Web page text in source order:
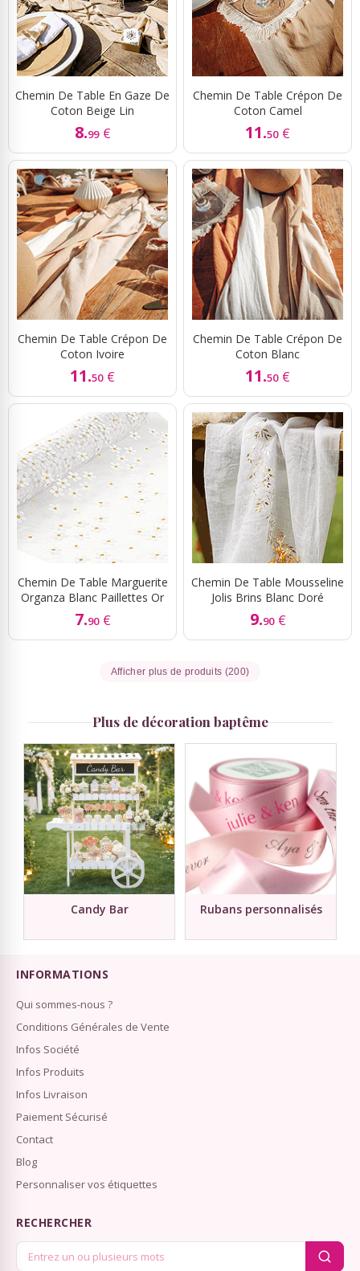
Chemin De Table En Gaze De
Coton Beige Lin
8.99 €
Chemin De Table Crépon De
Coton Camel
11.50 €
Chemin De Table Crépon De
Coton Ivoire
11.50 €
Chemin De Table Crépon De
Coton Blanc
11.50 €
Chemin De Table Marguerite
Organza Blanc Paillettes Or
7.90 €
Chemin De Table Mousseline
Jolis Brins Blanc Doré
9.90 €
Afficher plus de produits (200)
Plus de décoration baptême
Candy Bar Rubans personnalisés
INFORMATIONS
Qui sommes-nous ?
Conditions Générales de Vente
Infos Société
Infos Produits
Infos Livraison
Paiement Sécurisé
Contact
Blog
Personnaliser vos étiquettes
RECHERCHER